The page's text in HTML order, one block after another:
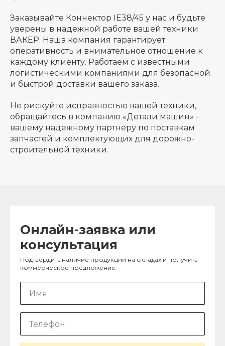
Заказывайте Коннектор IE38/45 у нас и будьте
уверены в надежной работе вашей техники
ВАКЕР. Наша компания гарантирует
оперативность и внимательное отношение к
каждому клиенту. Работаем с известными
логистическими компаниями для безопасной
и быстрой доставки вашего заказа.
Не рискуйте исправностью вашей техники,
обращайтесь в компанию «Детали машин» -
вашему надежному партнеру по поставкам
запчастей и комплектующих для дорожно-
строительной техники.
Онлайн-заявка или
консультация
Подтвердить наличие продукции на складах и получить
коммерческое предложение: